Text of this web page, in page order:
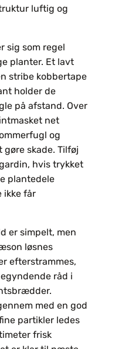
luftig og
sig som regel
planter. Et lavt
stribe kobbertape
holder de
på afstand. Over
net
og
skade. Tilføj
hvis trykket
plantedele
ikke får
er simpelt, men
løsnes
efterstrammes,
råd i
med en god
partikler ledes
frisk